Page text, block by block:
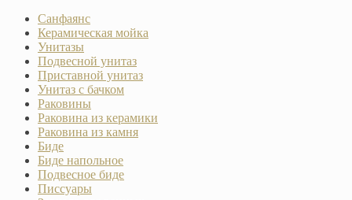
Санфаянс
Керамическая мойка
Унитазы
Подвесной унитаз
Приставной унитаз
Унитаз с бачком
Раковины
Раковина из керамики
Раковина из камня
Биде
Биде напольное
Подвесное биде
Писсуары